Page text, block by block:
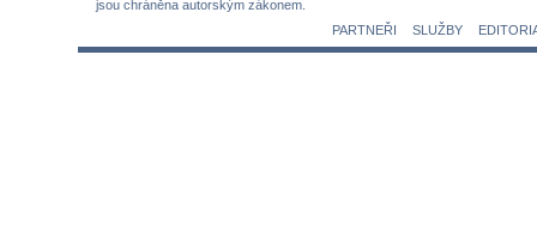
jsou chráněna autorským zákonem.
PARTNEŘI
SLUŽBY